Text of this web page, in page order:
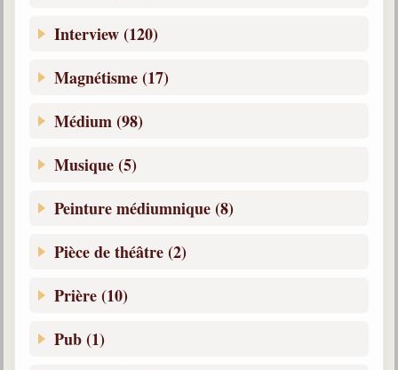
Interview (120)
Magnétisme (17)
Médium (98)
Musique (5)
Peinture médiumnique (8)
Pièce de théâtre (2)
Prière (10)
Pub (1)